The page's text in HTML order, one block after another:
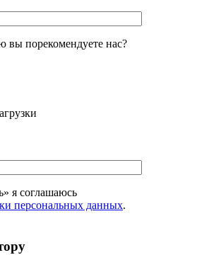
вы порекомендуете наc?
я соглашаюсь
персональных данных.